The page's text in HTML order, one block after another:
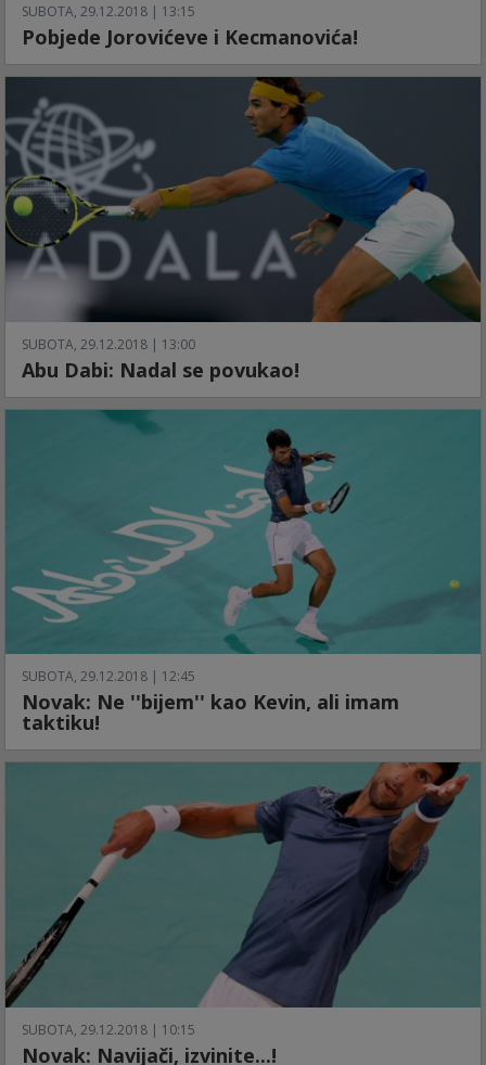
SUBOTA, 29.12.2018 | 13:15
Pobjede Jorovićeve i Kecmanovića!
SUBOTA, 29.12.2018 | 13:00
Abu Dabi: Nadal se povukao!
SUBOTA, 29.12.2018 | 12:45
Novak: Ne ''bijem'' kao Kevin, ali imam
taktiku!
SUBOTA, 29.12.2018 | 10:15
Novak: Navijači, izvinite...!